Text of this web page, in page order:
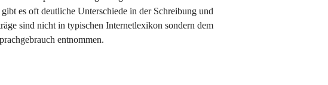
es oft deutliche Unterschiede in der Schreibung und
sind nicht in typischen Internetlexikon sondern dem
entnommen.